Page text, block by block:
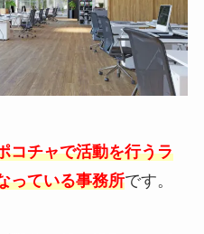
コチャで活動を行うラ
っている事務所です。